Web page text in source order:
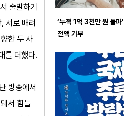
출발하기
서로 배려
한 두 사
를 더했다.
방송에서
서 힘들
‘누적 1억 3천만 원 돌
전액 기부